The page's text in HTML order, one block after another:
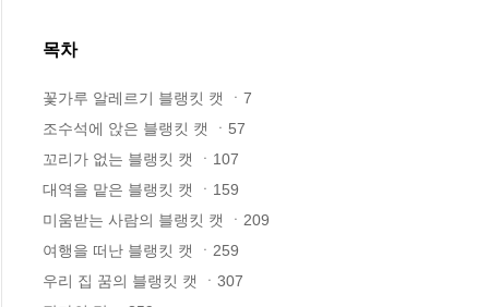
목차
꽃가루 알레르기 블랭킷 캣 ㆍ7
조수석에 앉은 블랭킷 캣 ㆍ57
꼬리가 없는 블랭킷 캣 ㆍ107
대역을 맡은 블랭킷 캣 ㆍ159
미움받는 사람의 블랭킷 캣 ㆍ209
여행을 떠난 블랭킷 캣 ㆍ259
우리 집 꿈의 블랭킷 캣 ㆍ307